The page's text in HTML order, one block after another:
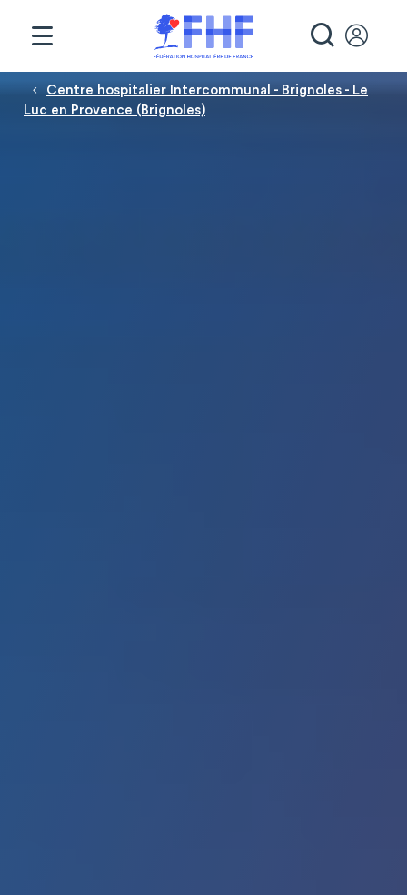
Fil d'Ariane
Centre hospitalier Intercommunal - Brignoles - Le
Luc en Provence (Brignoles)
Panneau de gestion des cookies